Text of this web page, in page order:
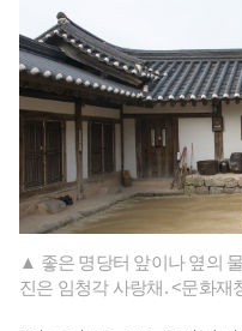
▲ 좋은 명당터 앞이나 옆의
진은 임청각 사랑채. <문화재